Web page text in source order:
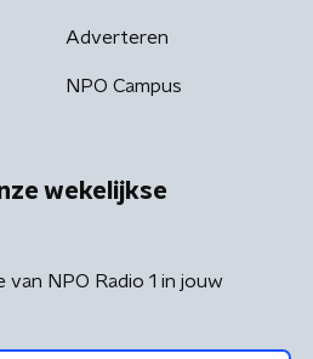
Adverteren
NPO Campus
wekelijkse
NPO Radio 1 in jouw